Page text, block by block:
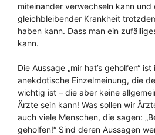
miteinander verwechseln kann und
gleichbleibender Krankheit
haben kann. Dass man ein
kann.
Die Aussage „mir hat’s geholfen“
anekdotische Einzelmeinung, die
wichtig ist – die aber keine
Ärzte sein kann! Was sollen wir
auch viele Menschen, die sagen:
geholfen!“ Sind deren Aussagen